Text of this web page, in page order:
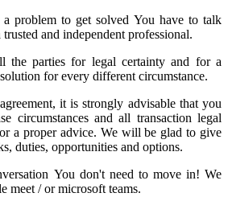
problem to get solved You have to talk
and independent professional.
the parties for legal certainty and for a
for every different circumstance.
it is strongly advisable that you
circumstances and all transaction legal
a proper advice. We will be glad to give
duties, opportunities and options.
You don't need to move in! We
meet / or microsoft teams.